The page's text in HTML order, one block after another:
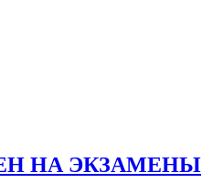
НА ЭКЗАМЕНЫ